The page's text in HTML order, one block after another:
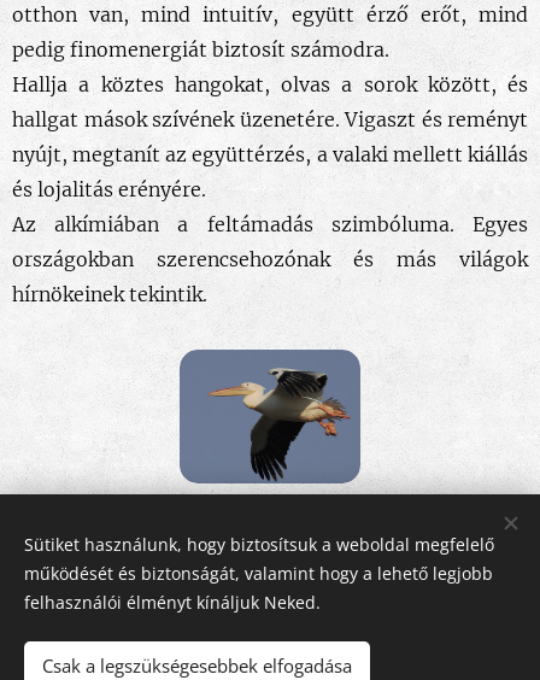
otthon van, mind intuitív, együtt érző erőt, mind
pedig finomenergiát biztosít számodra.
Hallja a köztes hangokat, olvas a sorok között, és
hallgat mások szívének üzenetére. Vigaszt és reményt
nyújt, megtanít az együttérzés, a valaki mellett kiállás
és lojalitás erényére.
Az alkímiában a feltámadás szimbóluma. Egyes
országokban szerencsehozónak és más világok
hírnökeinek tekintik.
Share
Sütiket használunk, hogy biztosítsuk a weboldal megfelelő
működését és biztonságát, valamint hogy a lehető legjobb
felhasználói élményt kínáljuk Neked.
Csak a legszükségesebbek elfogadása